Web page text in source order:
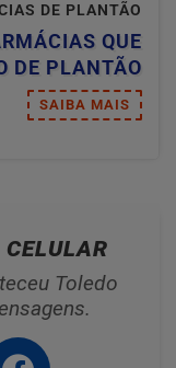
DE PLANTÃO
QUE
DE PLANTÃO
SAIBA MAIS
CELULAR
Toledo